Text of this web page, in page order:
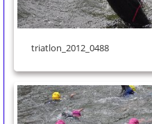
triatlon_2012_0488